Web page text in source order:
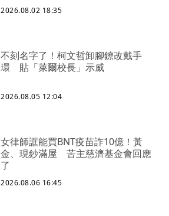
2026.08.02 18:35
不刻名字了！柯文哲卸腳鐐改戴手
環 貼「萊爾校長」示威
2026.08.05 12:04
女律師誆能買BNT疫苗詐10億！黃
金、現鈔滿屋 苦主慈濟基金會回應
了
2026.08.06 16:45